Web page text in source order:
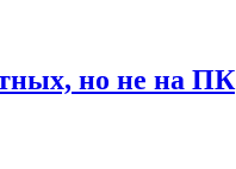
но не на ПК